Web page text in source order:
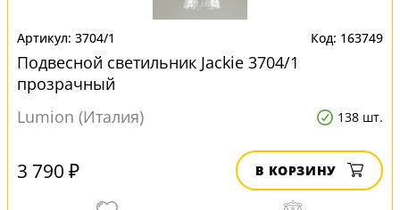
3704/1 163749
Подвесной светильник Jackie 3704/1
прозрачный
Lumion (Италия)
138 шт.
3 790 ₽ В КОРЗИНУ